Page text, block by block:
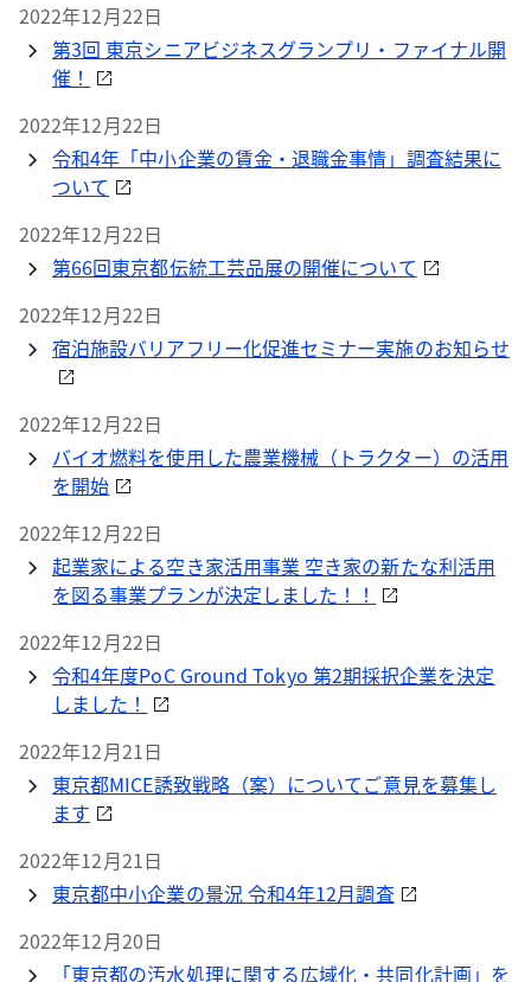
2022年12月22日
第3回 東京シニアビジネスグランプリ・ファイナル開
催！
2022年12月22日
令和4年「中小企業の賃金・退職金事情」調査結果に
ついて
2022年12月22日
第66回東京都伝統工芸品展の開催について
2022年12月22日
宿泊施設バリアフリー化促進セミナー実施のお知らせ
2022年12月22日
バイオ燃料を使用した農業機械（トラクター）の活用
を開始
2022年12月22日
起業家による空き家活用事業 空き家の新たな利活用
を図る事業プランが決定しました！！
2022年12月22日
令和4年度PoC Ground Tokyo 第2期採択企業を決定
しました！
2022年12月21日
東京都MICE誘致戦略（案）についてご意見を募集し
ます
2022年12月21日
東京都中小企業の景況 令和4年12月調査
2022年12月20日
「東京都の汚水処理に関する広域化・共同化計画」を